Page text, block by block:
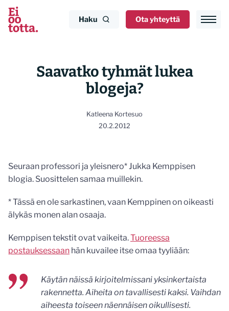
Siirry
sisältöön
Haku Ota yhteyttä
Saavatko tyhmät lukea
blogeja?
Katleena Kortesuo
20.2.2012
Seuraan professori ja yleisnero* Jukka Kemppisen
blogia. Suosittelen samaa muillekin.
* Tässä en ole sarkastinen, vaan Kemppinen on oikeasti
älykäs monen alan osaaja.
Kemppisen tekstit ovat vaikeita.Tuoreessa
postauksessaan hän kuvailee itse omaa tyyliään:
Käytän näissä kirjoitelmissani yksinkertaista
rakennetta. Aiheita on tavallisesti kaksi. Vaihdan
aiheesta toiseen näennäisen oikullisesti.